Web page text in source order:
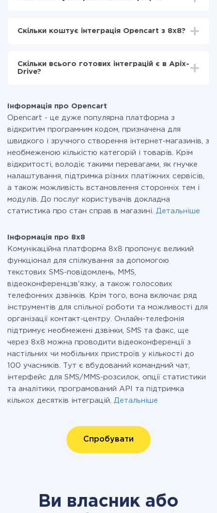
Opencart в 8x8
становити від 5-ти до 30-хвилин. У середньому
Скільки коштує інтеграція Opencart з 8x8?
Ви оплачуєте лише кількість даних, які за фактом
передаються з однієї вашої системи в іншу через
при необхідності. Детальніше про
Скільки всього готових інтеграцій є в Apix-
Drive?
Інформація про Opencart
Opencart - це дуже популярна платформа з
відкритим програмним кодом, призначена для
швидкого і зручного створення інтернет-магазинів, з
необмеженою кількістю категорій і товарів. Крім
відкритості, володіє такими перевагами, як гнучке
налаштування, підтримка різних платіжних сервісів,
а також можливість встановлення сторонніх тем і
модулів. До послуг користувачів докладна
статистика про стан справ в магазині. Детальніше
Інформація про 8x8
Комунікаційна платформа 8х8 пропонує великий
функціонал для спілкування за допомогою
текстових SMS-повідомлень, MMS,
відеоконференцзв'язку, а також голосових
телефонних дзвінків. Крім того, вона включає ряд
інструментів для спільної роботи та можливості для
організації контакт-центру. Онлайн-телефонія
підтримує необмежені дзвінки, SMS та факс, ще
через 8х8 можна проводити відеоконференції з
настільних чи мобільних пристроїв у кількості до
100 учасників. Тут є вбудований командний чат,
інтерфейс для SMS/MMS-розсилок, опції статистики
та аналітики, програмований API та підтримка
кількох десятків інтеграцій. Детальніше
Спробувати
Ви власник або